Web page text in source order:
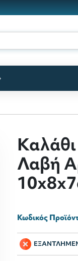
Λαβή
Κωδικός